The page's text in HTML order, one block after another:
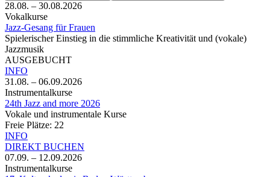
28.08. – 30.08.2026
Vokalkurse
Jazz-Gesang für Frauen
Spielerischer Einstieg in die stimmliche Kreativität und (vokale)
Jazzmusik
AUSGEBUCHT
INFO
31.08. – 06.09.2026
Instrumentalkurse
24th Jazz and more 2026
Vokale und instrumentale Kurse
Freie Plätze: 22
INFO
DIREKT BUCHEN
07.09. – 12.09.2026
Instrumentalkurse